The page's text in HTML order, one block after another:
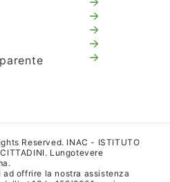
Reserved. INAC - ISTITUTO
Lungotevere
offrire la nostra assistenza